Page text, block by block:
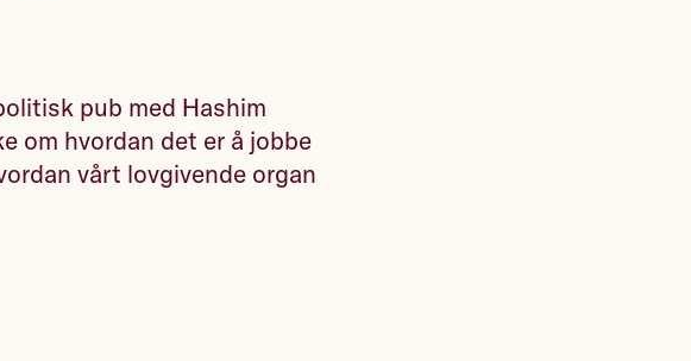
pub med Hashim
om hvordan det er å jobbe
vårt lovgivende organ